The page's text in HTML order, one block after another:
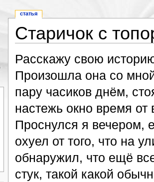
Старичок с
Расскажу свою
Произошла она со
пару часиков днём,
настежь окно время
Проснулся я вечером,
охуел от того, что на
обнаружил, что ещё
стук, такой какой
статья